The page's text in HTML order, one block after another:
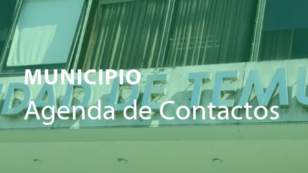
MUNICIPIO
Agenda de Contactos